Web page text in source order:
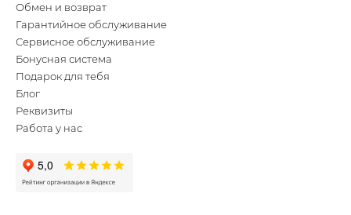
Обмен и возврат
Гарантийное обслуживание
Сервисное обслуживание
Бонусная система
Подарок для тебя
Блог
Реквизиты
Работа у нас